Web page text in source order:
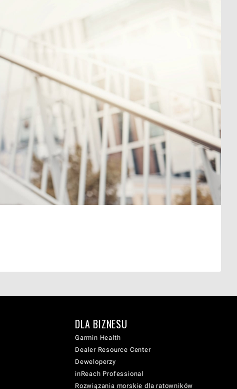
DLA BIZNESU
Garmin Health
Dealer Resource Center
Deweloperzy
inReach Professional
Rozwiązania morskie dla ratowników